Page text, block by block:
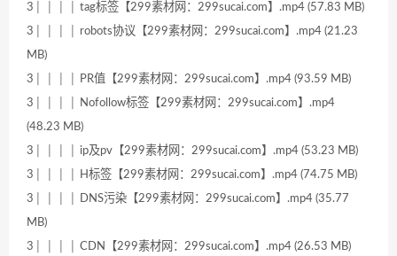
3│ │ │ │ tag标签【299素材网：299sucai.com】.mp4 (57.83 MB)
3│ │ │ │ robots协议【299素材网：299sucai.com】.mp4 (21.23
MB)
3│ │ │ │ PR值【299素材网：299sucai.com】.mp4 (93.59 MB)
3│ │ │ │ Nofollow标签【299素材网：299sucai.com】.mp4
(48.23 MB)
3│ │ │ │ ip及pv【299素材网：299sucai.com】.mp4 (53.23 MB)
3│ │ │ │ H标签【299素材网：299sucai.com】.mp4 (74.75 MB)
3│ │ │ │ DNS污染【299素材网：299sucai.com】.mp4 (35.77
MB)
3│ │ │ │ CDN【299素材网：299sucai.com】.mp4 (26.53 MB)